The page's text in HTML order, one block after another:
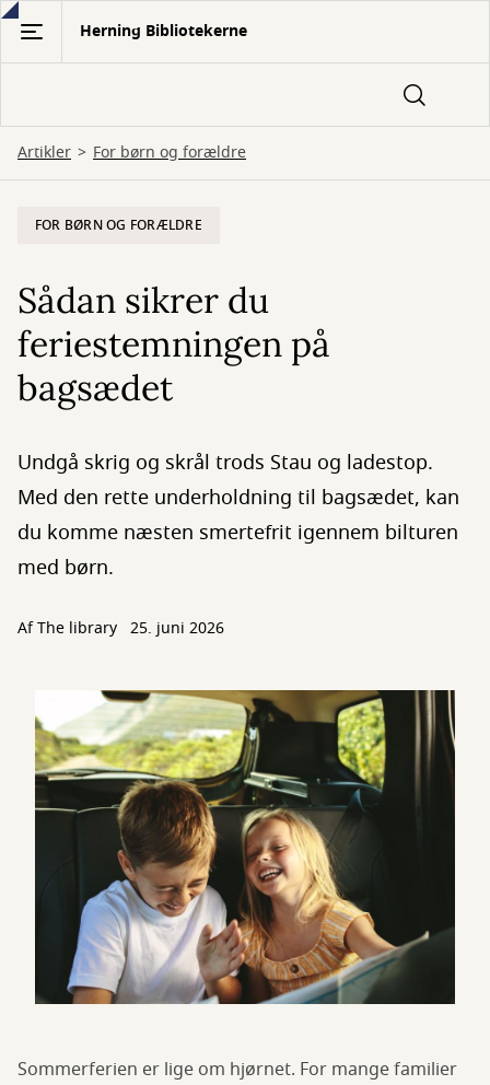
Gå
hovedindhold
Herning Bibliotekerne
Artikler For børn og forældre
FOR BØRN OG FORÆLDRE
Sådan sikrer du
feriestemningen på
bagsædet
Undgå skrig og skrål trods Stau og ladestop.
Med den rette underholdning til bagsædet, kan
du komme næsten smertefrit igennem bilturen
med børn.
Af The library 25. juni 2026
Sommerferien er lige om hjørnet. For mange familier